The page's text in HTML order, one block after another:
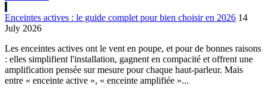
Enceintes actives : le guide complet pour bien choisir en 2026 14
July 2026
Les enceintes actives ont le vent en poupe, et pour de bonnes raisons
: elles simplifient l'installation, gagnent en compacité et offrent une
amplification pensée sur mesure pour chaque haut-parleur. Mais
entre « enceinte active », « enceinte amplifiée »...